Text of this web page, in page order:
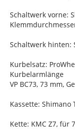
Schaltwerk vorne:
Schaltwerk hinten:
Kurbelsatz:
Kurbelarmlänge
VP BC73, 73 mm,
Kassette: Shimano
Kette: KMC Z7, für